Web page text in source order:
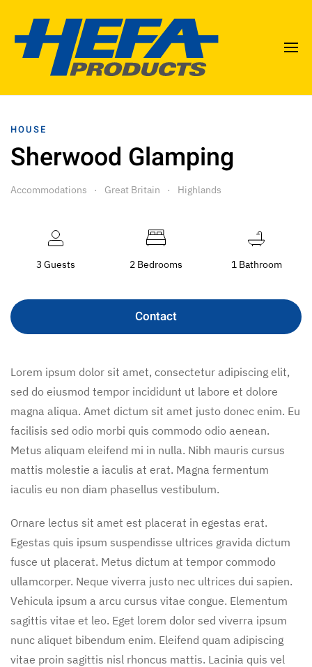
HOUSE
Sherwood Glamping
Accommodations Great Britain Highlands
3 Guests 2 Bedrooms 1 Bathroom
Contact
Lorem ipsum dolor sit amet, consectetur adipiscing elit,
sed do eiusmod tempor incididunt ut labore et dolore
magna aliqua. Amet dictum sit amet justo donec enim. Eu
facilisis sed odio morbi quis commodo odio aenean.
Metus aliquam eleifend mi in nulla. Nibh mauris cursus
mattis molestie a iaculis at erat. Magna fermentum
iaculis eu non diam phasellus vestibulum.
Ornare lectus sit amet est placerat in egestas erat.
Egestas quis ipsum suspendisse ultrices gravida dictum
fusce ut placerat. Metus dictum at tempor commodo
ullamcorper. Neque viverra justo nec ultrices dui sapien.
Vehicula ipsum a arcu cursus vitae congue. Elementum
sagittis vitae et leo. Eget lorem dolor sed viverra ipsum
nunc aliquet bibendum enim. Eleifend quam adipiscing
vitae proin sagittis nisl rhoncus mattis. Lacinia quis vel